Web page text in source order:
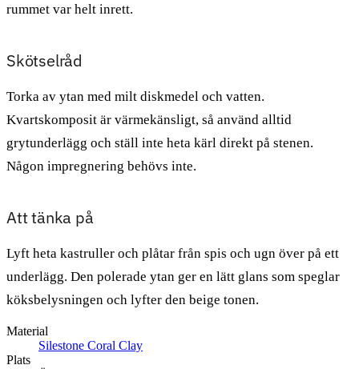
rummet var helt inrett.
Skötselråd
Torka av ytan med milt diskmedel och vatten.
Kvartskomposit är värmekänsligt, så använd alltid
grytunderlägg och ställ inte heta kärl direkt på stenen.
Någon impregnering behövs inte.
Att tänka på
Lyft heta kastruller och plåtar från spis och ugn över på ett
underlägg. Den polerade ytan ger en lätt glans som speglar
köksbelysningen och lyfter den beige tonen.
Material
Silestone Coral Clay
Plats